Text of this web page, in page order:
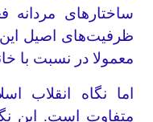
ساختارهای مردانه
ظرفیت‌های اصیل
معمولا در نسبت با
اما نگاه انقلاب
متفاوت است. این